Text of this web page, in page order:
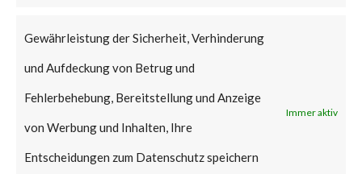
Gewährleistung der Sicherheit, Verhinderung
und Aufdeckung von Betrug und
Fehlerbehebung, Bereitstellung und Anzeige
von Werbung und Inhalten, Ihre
Entscheidungen zum Datenschutz speichern
Immer aktiv
Microsoft in regular Patch
Tuesday January 2022,
reportedly it can still be
exploitable as the affected
signed binaries are not yet in